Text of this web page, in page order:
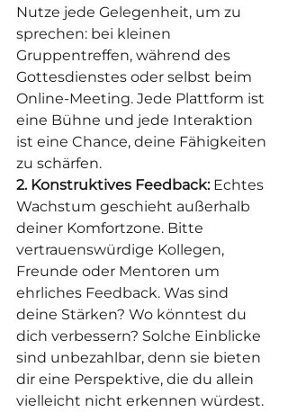
Nutze jede Gelegenheit, um zu
sprechen: bei kleinen
Gruppentreffen, während des
Gottesdienstes oder selbst beim
Online-Meeting. Jede Plattform ist
eine Bühne und jede Interaktion
ist eine Chance, deine Fähigkeiten
zu schärfen.
2. Konstruktives Feedback: Echtes
Wachstum geschieht außerhalb
deiner Komfortzone. Bitte
vertrauenswürdige Kollegen,
Freunde oder Mentoren um
ehrliches Feedback. Was sind
deine Stärken? Wo könntest du
dich verbessern? Solche Einblicke
sind unbezahlbar, denn sie bieten
dir eine Perspektive, die du allein
vielleicht nicht erkennen würdest.